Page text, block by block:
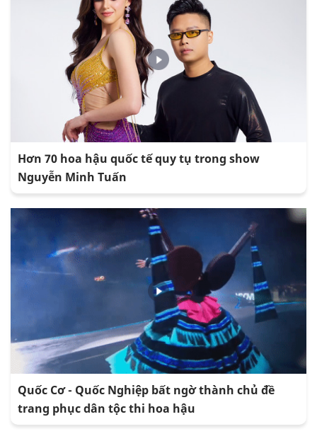
Hơn 70 hoa hậu quốc tế quy tụ trong show
Nguyễn Minh Tuấn
Quốc Cơ - Quốc Nghiệp bất ngờ thành chủ đề
trang phục dân tộc thi hoa hậu